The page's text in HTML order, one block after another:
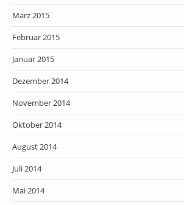
März 2015
Februar 2015
Januar 2015
Dezember 2014
November 2014
Oktober 2014
August 2014
Juli 2014
Mai 2014